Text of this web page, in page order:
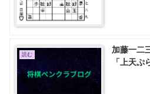
読む
加藤一二
「上天ぷ